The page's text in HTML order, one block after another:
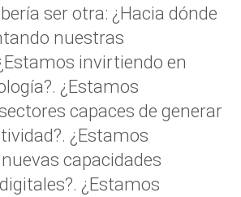
ser otra: ¿Hacia dónde
nuestras
invirtiendo en
¿Estamos
capaces de generar
¿Estamos
capacidades
¿Estamos